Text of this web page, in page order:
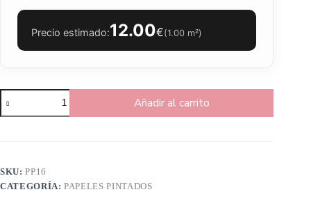
Precio estimado:12.00€(1.00 m²)
Añadir al carrito
SKU:PP16
CATEGORÍA:PAPELES PINTADOS